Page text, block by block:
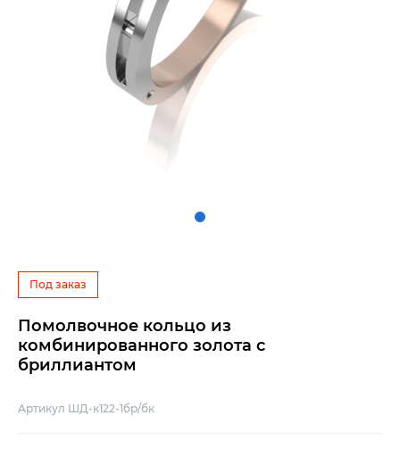
Под заказ
Помолвочное кольцо из
комбинированного золота с
бриллиантом
Артикул ШД-к122-1бр/бк